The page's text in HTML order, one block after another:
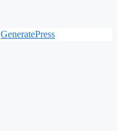
GeneratePress